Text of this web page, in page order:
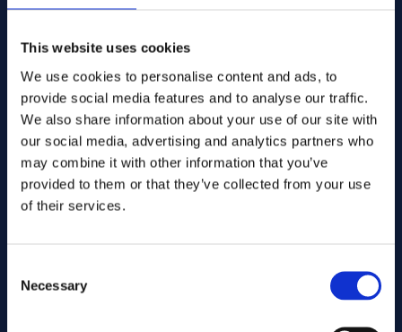
This website uses cookies
We use cookies to personalise content and ads, to
provide social media features and to analyse our traffic.
We also share information about your use of our site with
our social media, advertising and analytics partners who
may combine it with other information that you’ve
provided to them or that they’ve collected from your use
of their services.
Selection
Necessary
Il vostro messaggio